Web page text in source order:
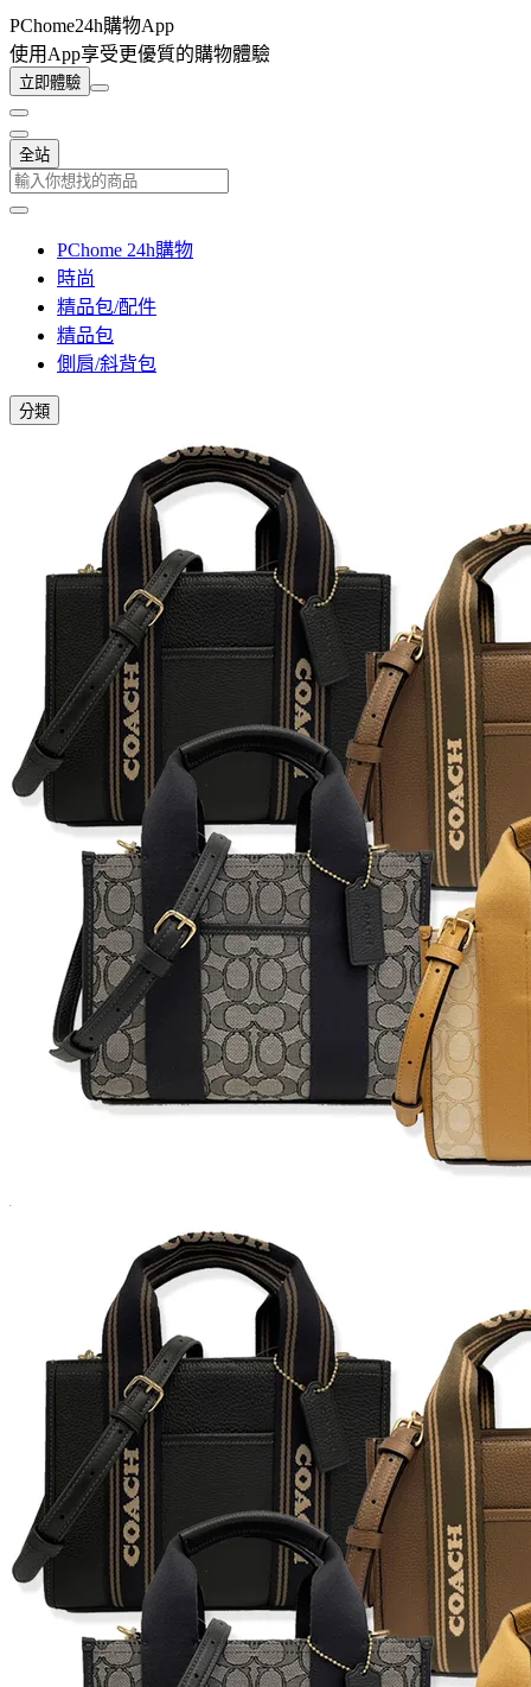
PChome24h購物App
使用App享受更優質的購物體驗
立即體驗
全站
PChome 24h購物
時尚
精品包/配件
精品包
側肩/斜背包
分類